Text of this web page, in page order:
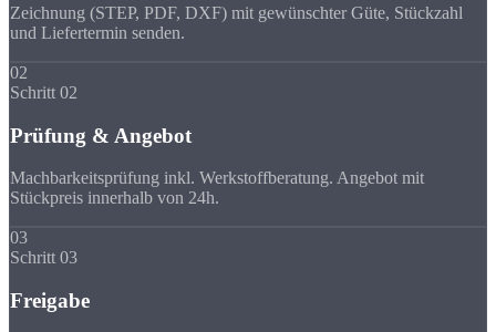
Zeichnung (STEP, PDF, DXF) mit gewünschter Güte, Stückzahl
und Liefertermin senden.
02
Schritt 02
Prüfung & Angebot
Machbarkeitsprüfung inkl. Werkstoffberatung. Angebot mit
Stückpreis innerhalb von 24h.
03
Schritt 03
Freigabe